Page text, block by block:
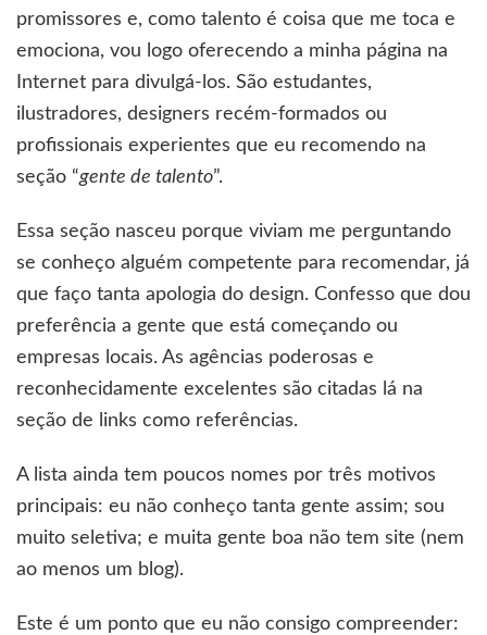
promissores e, como talento é coisa que me toca e
emociona, vou logo oferecendo a minha página na
Internet para divulgá-los. São estudantes,
ilustradores, designers recém-formados ou
profissionais experientes que eu recomendo na
seção “gente de talento”.
Essa seção nasceu porque viviam me perguntando
se conheço alguém competente para recomendar, já
que faço tanta apologia do design. Confesso que dou
preferência a gente que está começando ou
empresas locais. As agências poderosas e
reconhecidamente excelentes são citadas lá na
seção de links como referências.
A lista ainda tem poucos nomes por três motivos
principais: eu não conheço tanta gente assim; sou
muito seletiva; e muita gente boa não tem site (nem
ao menos um blog).
Este é um ponto que eu não consigo compreender: